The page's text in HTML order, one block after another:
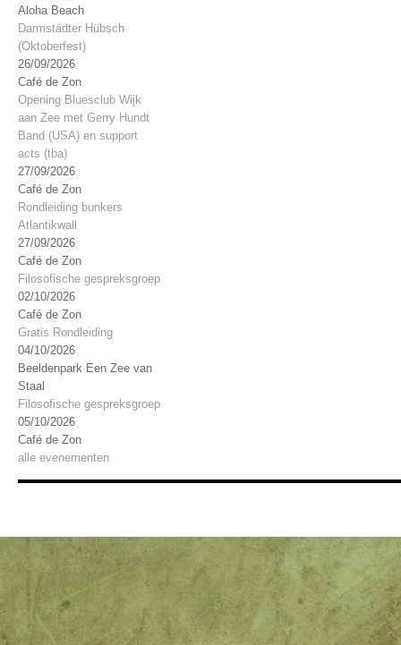
Aloha Beach
Darmstädter Hübsch
(Oktoberfest)
26/09/2026
Café de Zon
Opening Bluesclub Wijk
aan Zee met Gerry Hundt
Band (USA) en support
acts (tba)
27/09/2026
Café de Zon
Rondleiding bunkers
Atlantikwall
27/09/2026
Café de Zon
Filosofische gespreksgroep
02/10/2026
Café de Zon
Gratis Rondleiding
04/10/2026
Beeldenpark Een Zee van
Staal
Filosofische gespreksgroep
05/10/2026
Café de Zon
alle evenementen